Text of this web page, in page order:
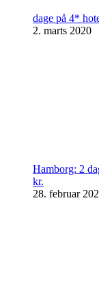
dage på 4*
2. marts 2020
Hamborg: 2
kr.
28. februar